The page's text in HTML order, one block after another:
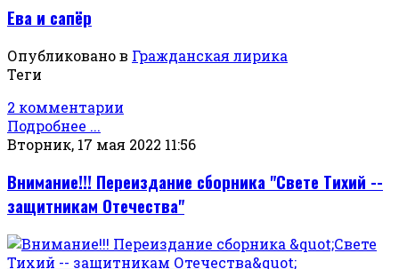
Ева и сапёр
Опубликовано в Гражданская лирика
Теги
2 комментарии
Подробнее ...
Вторник, 17 мая 2022 11:56
Внимание!!! Переиздание сборника "Свете Тихий --
защитникам Отечества"